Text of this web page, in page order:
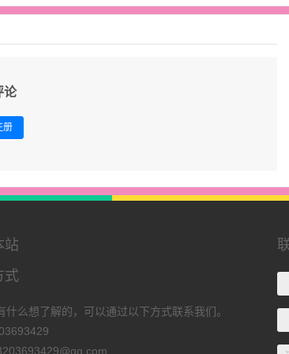
论
册
站
式
什么想了解的，可以通过以下方式联系我们。